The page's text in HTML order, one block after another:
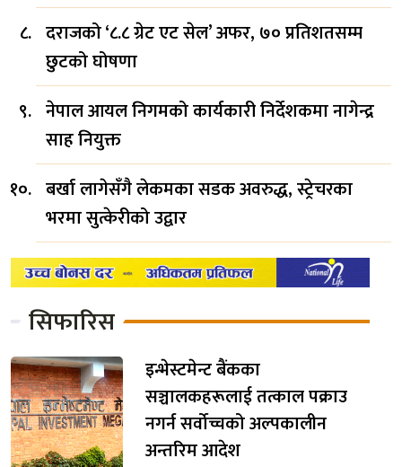
दराजको ‘८.८ ग्रेट एट सेल’ अफर, ७० प्रतिशतसम्म
छुटको घोषणा
नेपाल आयल निगमको कार्यकारी निर्देशकमा नागेन्द्र
साह नियुक्त
बर्खा लागेसँगै लेकमका सडक अवरुद्ध, स्ट्रेचरका
भरमा सुत्केरीको उद्वार
सिफारिस
इन्भेस्टमेन्ट बैंकका
सञ्चालकहरूलाई तत्काल पक्राउ
नगर्न सर्वोच्चको अल्पकालीन
अन्तरिम आदेश